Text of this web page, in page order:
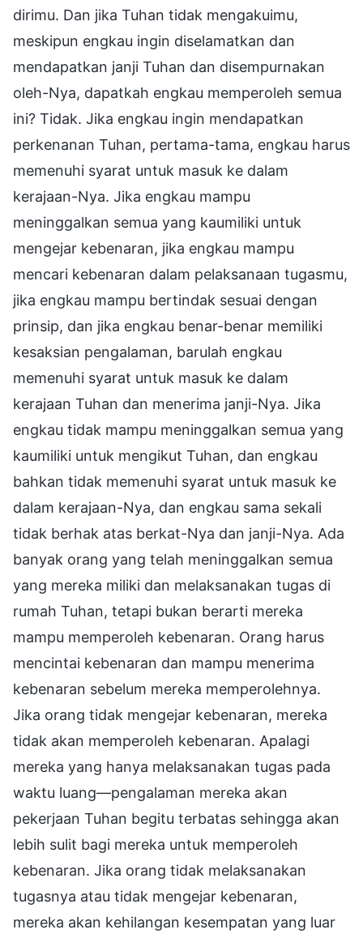
dirimu. Dan jika Tuhan tidak mengakuimu,
meskipun engkau ingin diselamatkan dan
mendapatkan janji Tuhan dan disempurnakan
oleh-Nya, dapatkah engkau memperoleh semua
ini? Tidak. Jika engkau ingin mendapatkan
perkenanan Tuhan, pertama-tama, engkau harus
memenuhi syarat untuk masuk ke dalam
kerajaan-Nya. Jika engkau mampu
meninggalkan semua yang kaumiliki untuk
mengejar kebenaran, jika engkau mampu
mencari kebenaran dalam pelaksanaan tugasmu,
jika engkau mampu bertindak sesuai dengan
prinsip, dan jika engkau benar-benar memiliki
kesaksian pengalaman, barulah engkau
memenuhi syarat untuk masuk ke dalam
kerajaan Tuhan dan menerima janji-Nya. Jika
engkau tidak mampu meninggalkan semua yang
kaumiliki untuk mengikut Tuhan, dan engkau
bahkan tidak memenuhi syarat untuk masuk ke
dalam kerajaan-Nya, dan engkau sama sekali
tidak berhak atas berkat-Nya dan janji-Nya. Ada
banyak orang yang telah meninggalkan semua
yang mereka miliki dan melaksanakan tugas di
rumah Tuhan, tetapi bukan berarti mereka
mampu memperoleh kebenaran. Orang harus
mencintai kebenaran dan mampu menerima
kebenaran sebelum mereka memperolehnya.
Jika orang tidak mengejar kebenaran, mereka
tidak akan memperoleh kebenaran. Apalagi
mereka yang hanya melaksanakan tugas pada
waktu luang—pengalaman mereka akan
pekerjaan Tuhan begitu terbatas sehingga akan
lebih sulit bagi mereka untuk memperoleh
kebenaran. Jika orang tidak melaksanakan
tugasnya atau tidak mengejar kebenaran,
mereka akan kehilangan kesempatan yang luar